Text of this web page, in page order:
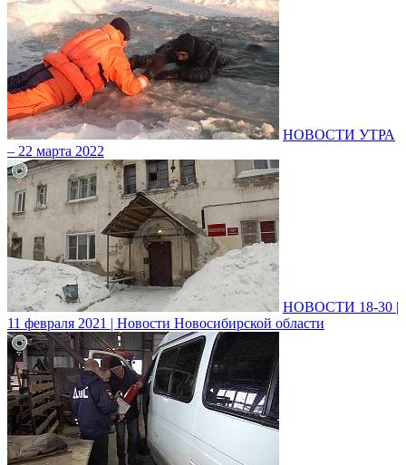
НОВОСТИ УТРА
– 22 марта 2022
НОВОСТИ 18-30 |
11 февраля 2021 | Новости Новосибирской области